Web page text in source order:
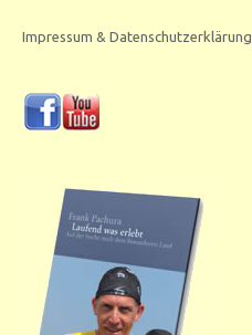
Impressum & Datenschutzerklärung